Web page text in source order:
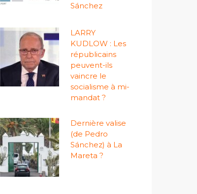
Sánchez
LARRY
KUDLOW : Les
républicains
peuvent-ils
vaincre le
socialisme à mi-
mandat ?
Dernière valise
(de Pedro
Sánchez) à La
Mareta ?